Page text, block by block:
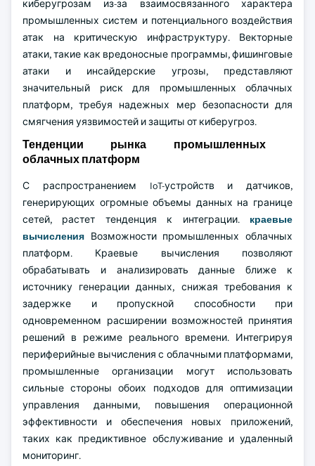
киберугрозам из-за взаимосвязанного характера
промышленных систем и потенциального воздействия
атак на критическую инфраструктуру. Векторные
атаки, такие как вредоносные программы, фишинговые
атаки и инсайдерские угрозы, представляют
значительный риск для промышленных облачных
платформ, требуя надежных мер безопасности для
смягчения уязвимостей и защиты от киберугроз.
Тенденции рынка промышленных
облачных платформ
С распространением IoT-устройств и датчиков,
генерирующих огромные объемы данных на границе
сетей, растет тенденция к интеграции. краевые
вычисления Возможности промышленных облачных
платформ. Краевые вычисления позволяют
обрабатывать и анализировать данные ближе к
источнику генерации данных, снижая требования к
задержке и пропускной способности при
одновременном расширении возможностей принятия
решений в режиме реального времени. Интегрируя
периферийные вычисления с облачными платформами,
промышленные организации могут использовать
сильные стороны обоих подходов для оптимизации
управления данными, повышения операционной
эффективности и обеспечения новых приложений,
таких как предиктивное обслуживание и удаленный
мониторинг.